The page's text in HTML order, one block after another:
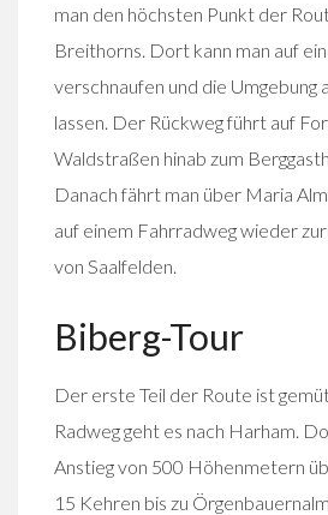
man den höchsten Punkt der
Breithorns. Dort kann man auf
verschnaufen und die Umgebung
lassen. Der Rückweg führt auf
Waldstraßen hinab zum
Danach fährt man über Maria
auf einem Fahrradweg wieder
von Saalfelden.
Biberg-Tour
Der erste Teil der Route ist
Radweg geht es nach Harham.
Anstieg von 500 Höhenmetern
15 Kehren bis zu